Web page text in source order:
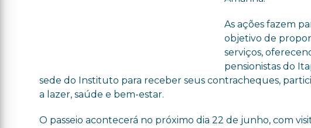
As ações fazem
objetivo de
serviços,
pensionistas do
sede do Instituto para receber seus contracheques,
a lazer, saúde e bem-estar.
O passeio acontecerá no próximo dia 22 de junho, com